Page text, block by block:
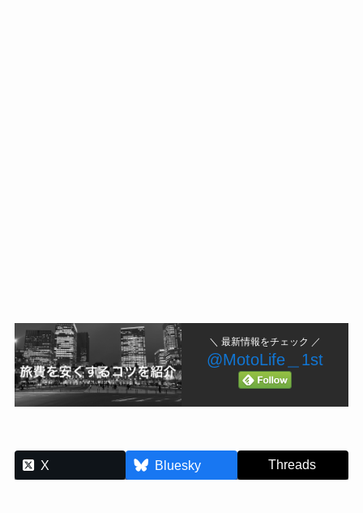
＼ 最新情報をチェック ／
@MotoLife＿1st
X Bluesky Threads